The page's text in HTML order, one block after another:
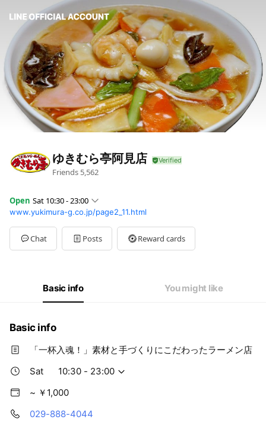
ゆきむら亭阿見店
Friends 5,562
Open Sat 10:30 - 23:00
Sun10:30 - 23:00
Mon10:30 - 23:00
Tue10:30 - 23:00
Wed10:30 - 23:00
10:30 - 23:00
www.yukimura-g.co.jp/page2_11.html
Chat Posts Reward cards
Basic info You might like
Basic info
「一杯入魂！」素材と手づくりにこだわったラーメン店
Sat
10:30 - 23:00
~ ￥1,000
029-888-4044